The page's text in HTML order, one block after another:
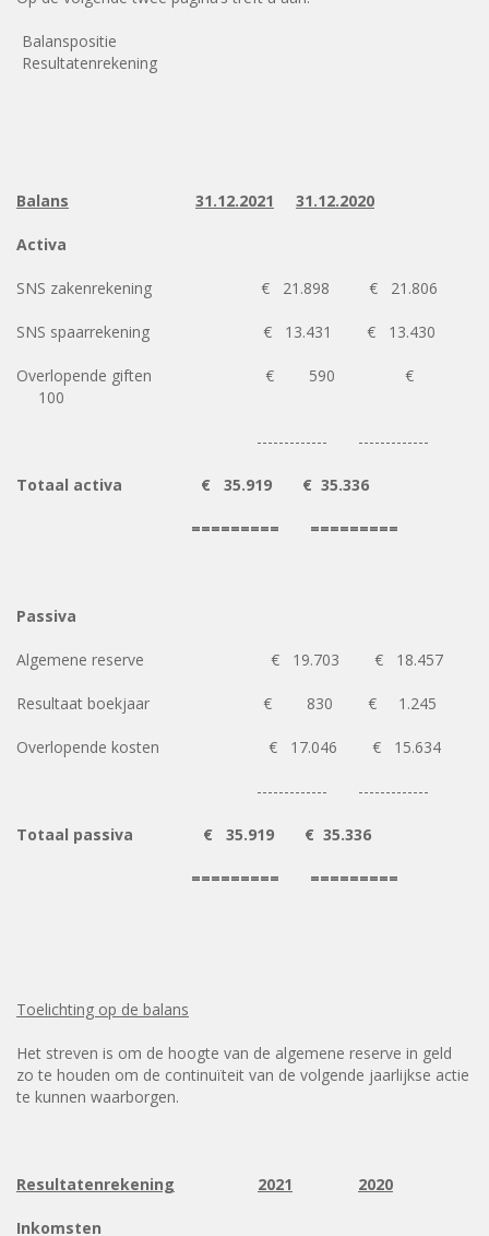
Balanspositie
Resultatenrekening
Balans 31.12.2021 31.12.2020
Activa
SNS zakenrekening € 21.898 € 21.806
SNS spaarrekening € 13.431 € 13.430
Overlopende giften € 590 €
100
------------- -------------
Totaal activa € 35.919 € 35.336
========= =========
Passiva
Algemene reserve € 19.703 € 18.457
Resultaat boekjaar € 830 € 1.245
Overlopende kosten € 17.046 € 15.634
------------- -------------
Totaal passiva € 35.919 € 35.336
========= =========
Toelichting op de balans
Het streven is om de hoogte van de algemene reserve in geld
zo te houden om de continuïteit van de volgende jaarlijkse actie
te kunnen waarborgen.
Resultatenrekening 2021 2020
Inkomsten